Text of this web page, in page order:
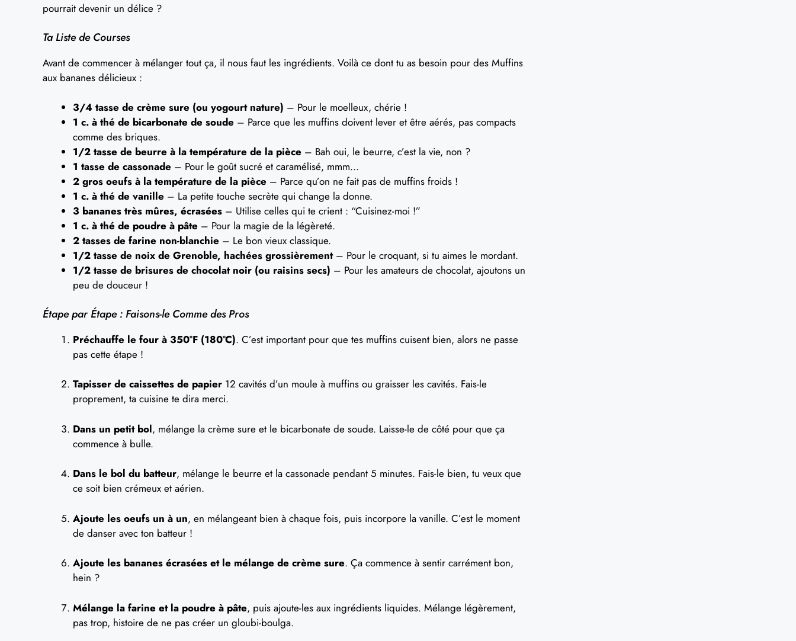
pourrait devenir un délice ?
Ta Liste de Courses
Avant de commencer à mélanger tout ça, il nous faut les ingrédients. Voilà ce dont tu as besoin pour des Muffins
aux bananes délicieux :
3/4 tasse de crème sure (ou yogourt nature) – Pour le moelleux, chérie !
1 c. à thé de bicarbonate de soude – Parce que les muffins doivent lever et être aérés, pas compacts
comme des briques.
1/2 tasse de beurre à la température de la pièce – Bah oui, le beurre, c’est la vie, non ?
1 tasse de cassonade – Pour le goût sucré et caramélisé, mmm…
2 gros oeufs à la température de la pièce – Parce qu’on ne fait pas de muffins froids !
1 c. à thé de vanille – La petite touche secrète qui change la donne.
3 bananes très mûres, écrasées – Utilise celles qui te crient : “Cuisinez-moi !”
1 c. à thé de poudre à pâte – Pour la magie de la légèreté.
2 tasses de farine non-blanchie – Le bon vieux classique.
1/2 tasse de noix de Grenoble, hachées grossièrement– Pour le croquant, si tu aimes le mordant.
1/2 tasse de brisures de chocolat noir (ou raisins secs) – Pour les amateurs de chocolat, ajoutons un
peu de douceur !
Étape par Étape : Faisons-le Comme des Pros
Préchauffe le four à 350°F (180°C). C’est important pour que tes muffins cuisent bien, alors ne passe
pas cette étape !
Tapisser de caissettes de papier 12 cavités d’un moule à muffins ou graisser les cavités. Fais-le
proprement, ta cuisine te dira merci.
Dans un petit bol, mélange la crème sure et le bicarbonate de soude. Laisse-le de côté pour que ça
commence à bulle.
Dans le bol du batteur, mélange le beurre et la cassonade pendant 5 minutes. Fais-le bien, tu veux que
ce soit bien crémeux et aérien.
Ajoute les oeufs un à un, en mélangeant bien à chaque fois, puis incorpore la vanille. C’est le moment
de danser avec ton batteur !
Ajoute les bananes écrasées et le mélange de crème sure. Ça commence à sentir carrément bon,
hein ?
Mélange la farine et la poudre à pâte, puis ajoute-les aux ingrédients liquides. Mélange légèrement,
pas trop, histoire de ne pas créer un gloubi-boulga.